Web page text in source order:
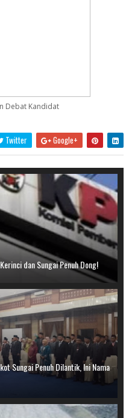
Debat Kandidat
Twitter Google+
dan Sungai Penuh Dong!
Sungai Penuh Dilantik, Ini Nama